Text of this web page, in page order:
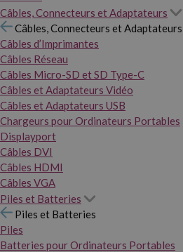
Câbles, Connecteurs et Adaptateurs
Câbles, Connecteurs et Adaptateurs
Câbles d’Imprimantes
Câbles Réseau
Câbles Micro-SD et SD Type-C
Câbles et Adaptateurs Vidéo
Câbles et Adaptateurs USB
Chargeurs pour Ordinateurs Portables
Displayport
Câbles DVI
Câbles HDMI
Câbles VGA
Piles et Batteries
Piles et Batteries
Piles
Batteries pour Ordinateurs Portables